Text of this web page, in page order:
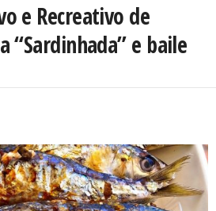
e Recreativo de
“Sardinhada” e baile